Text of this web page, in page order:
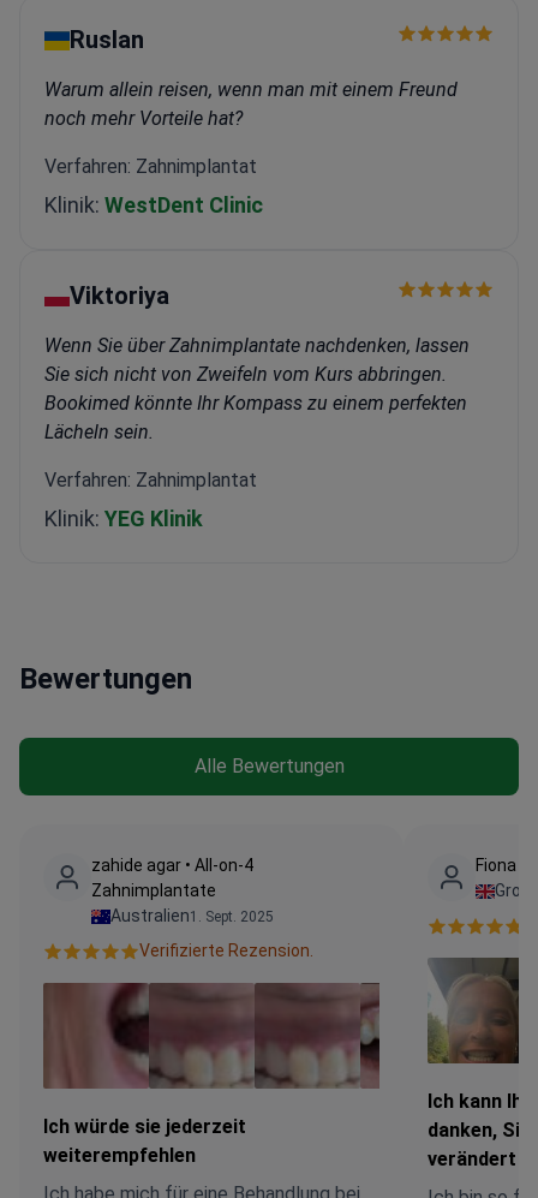
Ruslan
Warum allein reisen, wenn man mit einem Freund
noch mehr Vorteile hat?
Verfahren: Zahnimplantat
Klinik: WestDent Clinic
Viktoriya
Wenn Sie über Zahnimplantate nachdenken, lassen
Sie sich nicht von Zweifeln vom Kurs abbringen.
Bookimed könnte Ihr Kompass zu einem perfekten
Lächeln sein.
Verfahren: Zahnimplantat
Klinik: YEG Klinik
Bewertungen
Alle Bewertungen
zahide agar • All-on-4
Zahnimplantate
Australien1. Sept. 2025
Verifizierte Rezension.
Ich würde sie jederzeit
weiterempfehlen
Fiona
Ich kann
danken, Sie
verändert